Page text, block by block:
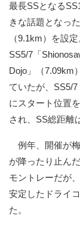
最長SSとなる
きな話題となっ
（9.1km）を設
SS5/7「
Dojo」（7.09km
ていたが、SS5/
にスタート位置
され、SS総距離
例年、開催が
が降ったり止ん
モントレーだが
安定したドライ
た。